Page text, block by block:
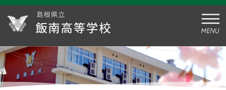
このページの本文へ